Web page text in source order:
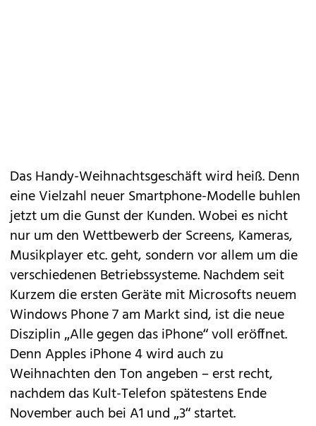
Das Handy-Weihnachtsgeschäft wird heiß. Denn
eine Vielzahl neuer Smartphone-Modelle buhlen
jetzt um die Gunst der Kunden. Wobei es nicht
nur um den Wettbewerb der Screens, Kameras,
Musikplayer etc. geht, sondern vor allem um die
verschiedenen Betriebssysteme. Nachdem seit
Kurzem die ersten Geräte mit Microsofts neuem
Windows Phone 7am Markt sind, ist die neue
Disziplin „Alle gegen das iPhone“ voll eröffnet.
Denn ApplesiPhone 4wird auch zu
Weihnachten den Ton angeben – erst recht,
nachdem das Kult-Telefon spätestens Ende
November auch beiA1 und„3“startet.